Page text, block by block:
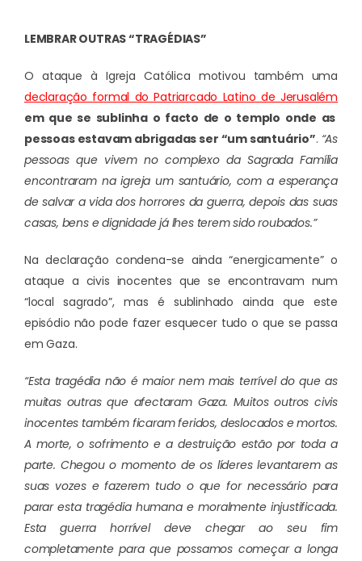
LEMBRAR OUTRAS “TRAGÉDIAS”
O ataque à Igreja Católica motivou também uma
declaração formal do Patriarcado Latino de Jerusalém
em que se sublinha o facto de o templo onde as
pessoas estavam abrigadas ser “um santuário”. “As
pessoas que vivem no complexo da Sagrada Família
encontraram na igreja um santuário, com a esperança
de salvar a vida dos horrores da guerra, depois das suas
casas, bens e dignidade já lhes terem sido roubados.”
Na declaração condena-se ainda “energicamente” o
ataque a civis inocentes que se encontravam num
“local sagrado”, mas é sublinhado ainda que este
episódio não pode fazer esquecer tudo o que se passa
em Gaza.
“Esta tragédia não é maior nem mais terrível do que as
muitas outras que afectaram Gaza. Muitos outros civis
inocentes também ficaram feridos, deslocados e mortos.
A morte, o sofrimento e a destruição estão por toda a
parte. Chegou o momento de os líderes levantarem as
suas vozes e fazerem tudo o que for necessário para
parar esta tragédia humana e moralmente injustificada.
Esta guerra horrível deve chegar ao seu fim
completamente para que possamos começar a longa